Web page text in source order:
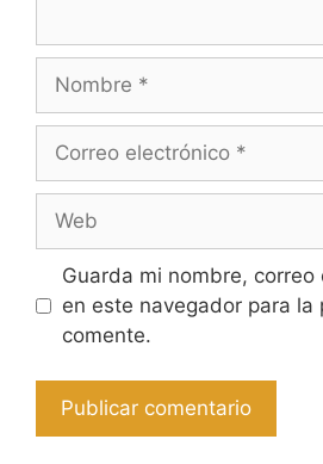
electrónico
Guarda mi nombre,
en este navegador para la
comente.